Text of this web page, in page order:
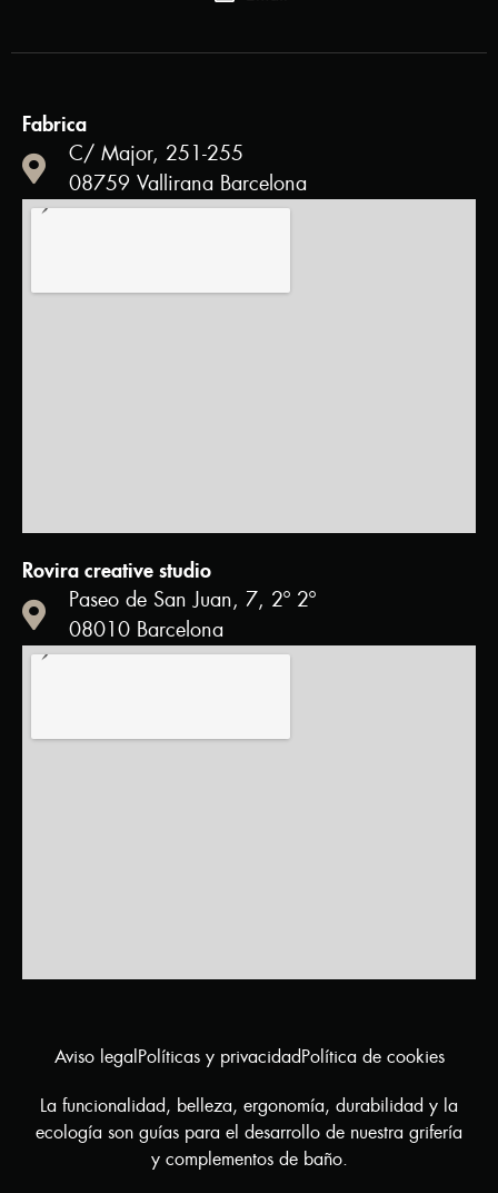
Fabrica
C/ Major, 251-255
08759 Vallirana Barcelona
Rovira creative studio
Paseo de San Juan, 7, 2º 2º
08010 Barcelona
Aviso legalPolíticas y privacidadPolítica de cookies
La funcionalidad, belleza, ergonomía, durabilidad y la
ecología son guías para el desarrollo de nuestra grifería
y complementos de baño.